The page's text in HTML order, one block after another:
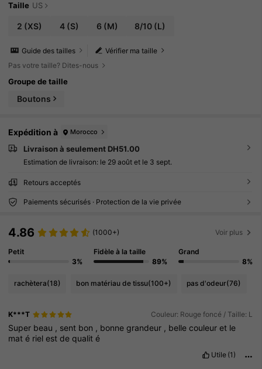
Taille US
2 (XS) 4(S) 6 (M) 8/10 (L)
Vérifier ma taille
Guide des tailles
Pas votre taille? Dites-nous
Groupe de taille
Boutons
Expédition à Morocco
Livraison à seulement DH51.00
Estimation de livraison: le 29 août et le 3 sept.
Retours acceptés
Paiements sécurisés · Protection de la vie privée
4.86 (1000+) Voir plus
Petit
3%
Fidèle à la taille
89%
Grand
8%
rachètera(18) bon matériau de tissu(100+) pas d'odeur(76)
K***T Couleur: Rouge foncé / Taille: L
Super beau , sent bon , bonnegrandeur , bellecouleuret le
maté rielestdequalité
Utile (1)